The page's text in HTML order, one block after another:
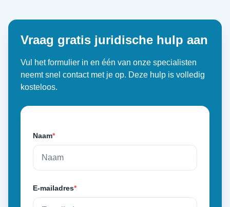
Vraag gratis juridische hulp aan
Vul het formulier in en één van onze specialisten
neemt snel contact met je op. Deze hulp is volledig
kosteloos.
Naam*
E-mailadres*